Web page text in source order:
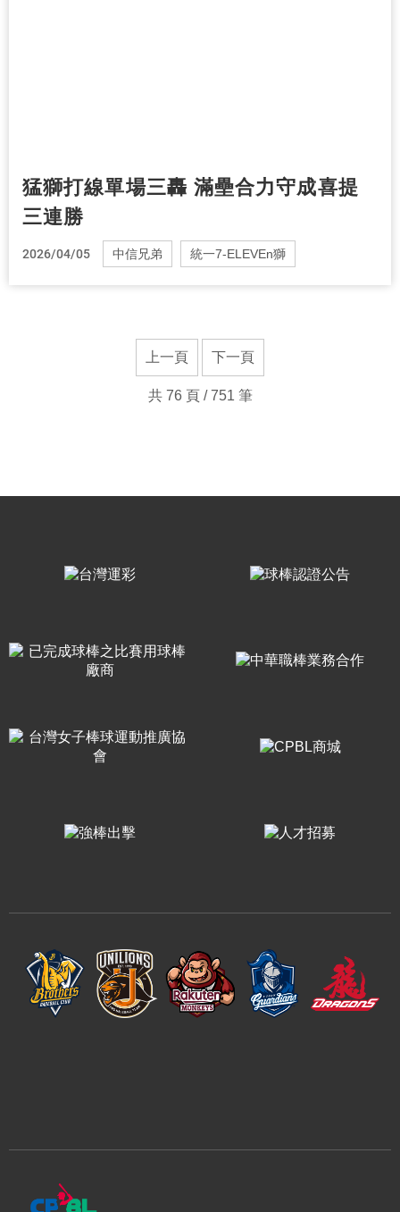
猛獅打線單場三轟 滿壘合力守成喜提
三連勝
2026/04/05 中信兄弟 統一7-ELEVEn獅
上一頁 下一頁
共 76 頁 / 751 筆